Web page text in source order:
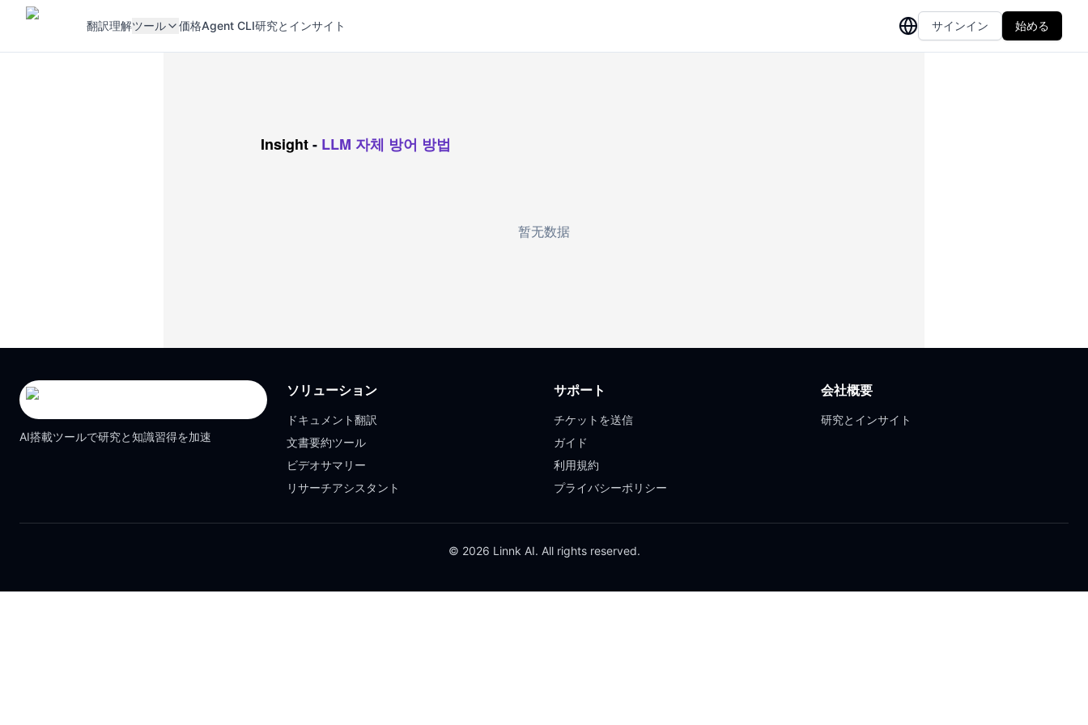
翻訳理解ツール 価格Agent CLI研究とインサイト サインイン 始める
Insight- LLM 자체 방어 방법
暂无数据
AI搭載ツールで研究と知識習得を加速
ソリューション
ドキュメント翻訳
文書要約ツール
ビデオサマリー
リサーチアシスタント
サポート
チケットを送信
ガイド
利用規約
プライバシーポリシー
会社概要
研究とインサイト
© 2026 Linnk AI. All rights reserved.